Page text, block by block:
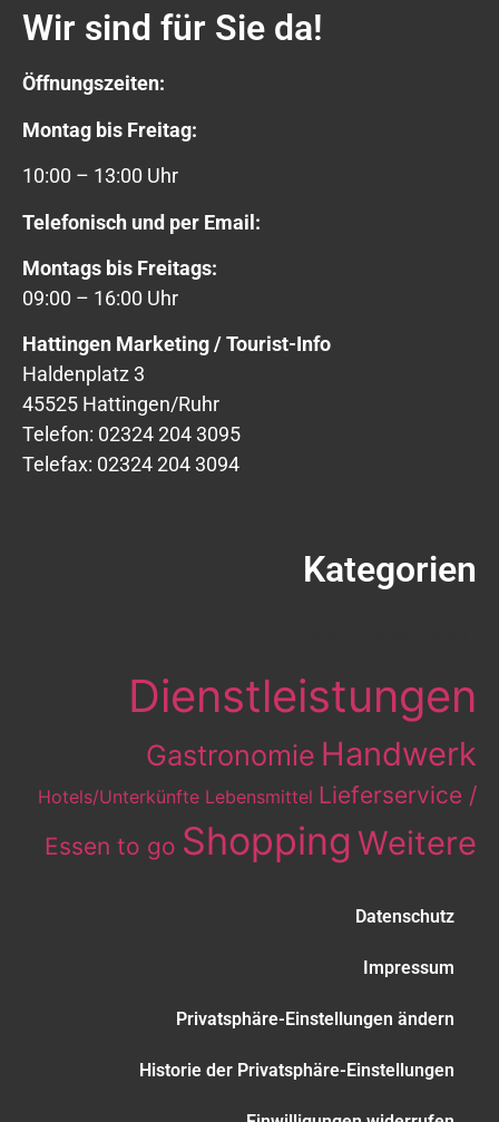
Wir sind für Sie da!
Öffnungszeiten:
Montag bis Freitag:
10:00 – 13:00 Uhr
Telefonisch und per Email:
Montags bis Freitags:
09:00 – 16:00 Uhr
Hattingen Marketing / Tourist-Info
Haldenplatz 3
45525 Hattingen/Ruhr
Telefon: 02324 204 3095
Telefax: 02324 204 3094
Kategorien
Dienstleistungen
Gastronomie Handwerk
Hotels/Unterkünfte Lebensmittel Lieferservice /
Essen to go Shopping Weitere
Datenschutz
Impressum
Privatsphäre-Einstellungen ändern
Historie der Privatsphäre-Einstellungen